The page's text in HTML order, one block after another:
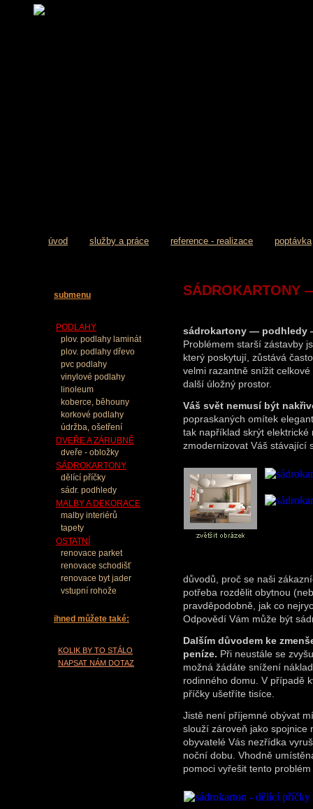
SÁDROKARTONY
sádrokartony — podhledy
Problémem starší zástavby
který poskytují, zůstává
velmi razantně snížit
další úložný prostor.
Váš svět nemusí být
popraskaných omítek
tak například skrýt
zmodernizovat Váš stávající
důvodů, proč se naši
potřeba rozdělit obytnou
pravděpodobně, jak co
Odpovědí Vám může být
Dalším důvodem ke
peníze. Při neustále se
možná žádáte snížení
rodinného domu. V případě
příčky ušetříte tisíce.
Jistě není příjemné obývat
slouží zároveň jako spojnice
obyvatelé Vás nezřídka
noční dobu. Vhodně
pomoci vyřešit tento
submenu
PODLAHY
plov. podlahy laminát
plov. podlahy dřevo
pvc podlahy
vinylové podlahy
linoleum
koberce, běhouny
korkové podlahy
údržba, ošetření
DVEŘE A ZÁRUBNĚ
dveře - obložky
SÁDROKARTONY
dělící příčky
sádr. podhledy
MALBY A DEKORACE
malby interiérů
tapety
OSTATNÍ
renovace parket
renovace schodišť
renovace byt jader
vstupní rohože
ihned můžete také:
KOLIK BY TO STÁLO
NAPSAT NÁM DOTAZ
úvod služby a práce reference - realizace poptávka